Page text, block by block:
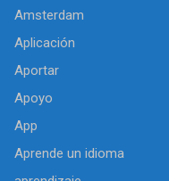
Amsterdam
Aplicación
Aportar
Apoyo
App
Aprende un idioma